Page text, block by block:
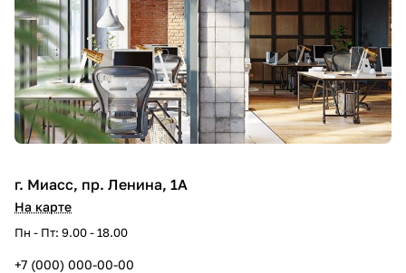
г. Миасс, пр. Ленина, 1А
На карте
Пн - Пт: 9.00 - 18.00
+7 (000) 000-00-00